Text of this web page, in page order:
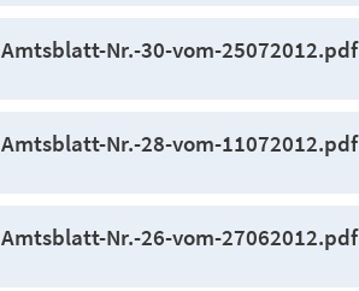
Amtsblatt-Nr.-30-vom-25072012.pdf
Amtsblatt-Nr.-28-vom-11072012.pdf
Amtsblatt-Nr.-26-vom-27062012.pdf